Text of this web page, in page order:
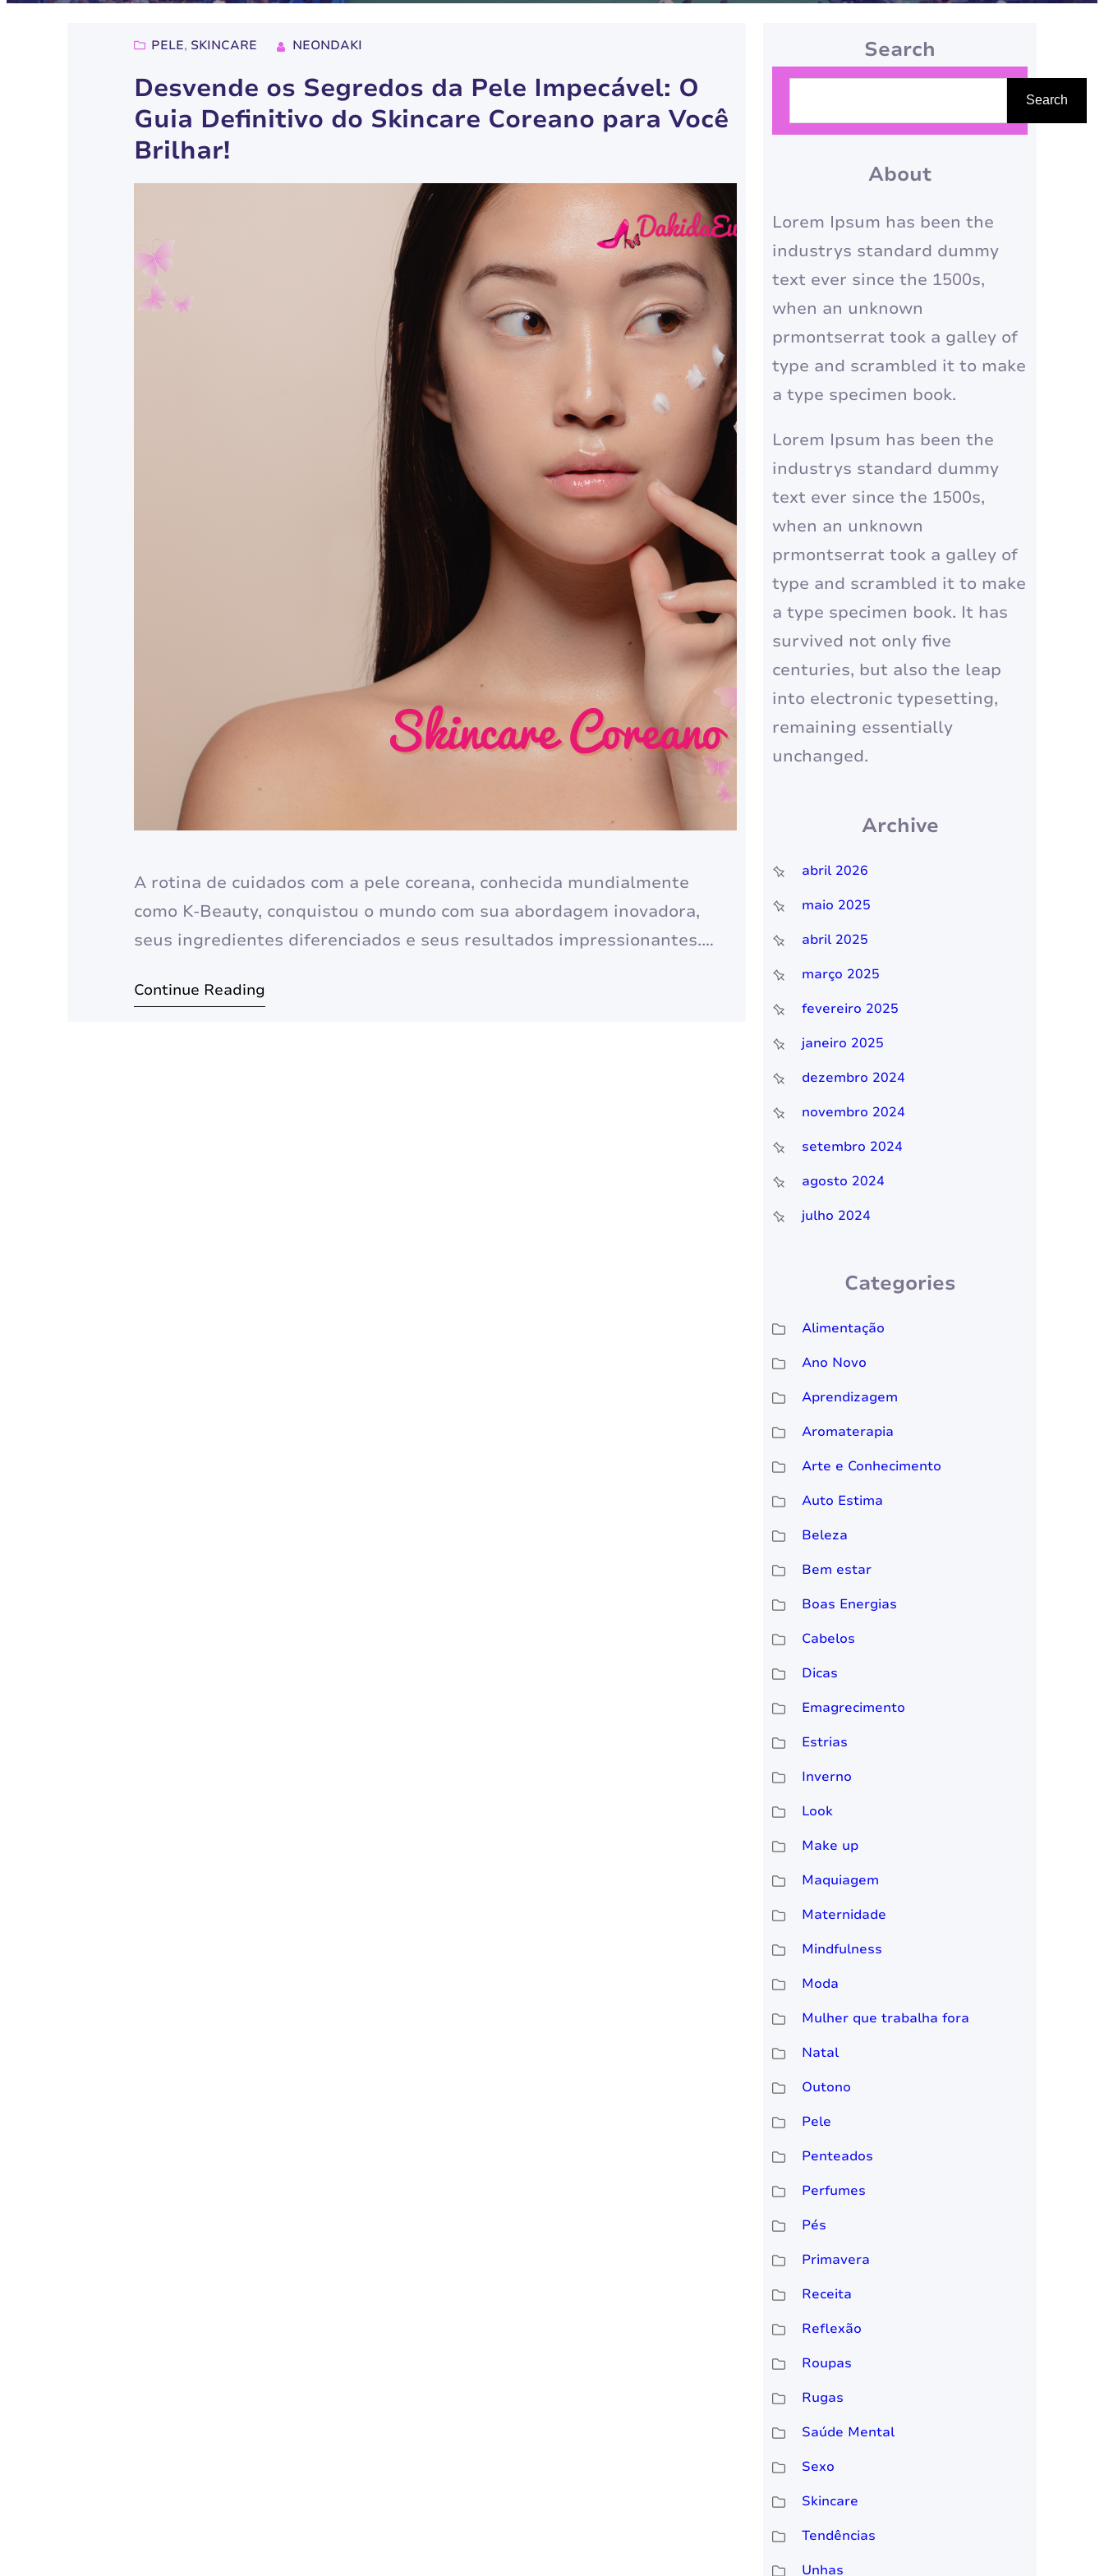
PELE, SKINCARE NEONDAKI
Desvende os Segredos da Pele Impecável: O
Guia Definitivo do Skincare Coreano para Você
Brilhar!
A rotina de cuidados com a pele coreana, conhecida mundialmente
como K-Beauty, conquistou o mundo com sua abordagem inovadora,
seus ingredientes diferenciados e seus resultados impressionantes.
filosofia de autocuidado que prioriza a saúde e a vitalidade da pele,
Continue Reading
Search
s
i
s
a
r
Search
About
Lorem Ipsum has been the
industrys standard dummy
text ever since the 1500s,
when an unknown
prmontserrat took a galley of
type and scrambled it to make
a type specimen book.
Lorem Ipsum has been the
industrys standard dummy
text ever since the 1500s,
when an unknown
prmontserrat took a galley of
type and scrambled it to make
a type specimen book. It has
survived not only five
centuries, but also the leap
into electronic typesetting,
remaining essentially
unchanged.
Archive
abril 2026
maio 2025
abril 2025
março 2025
fevereiro 2025
janeiro 2025
dezembro 2024
novembro 2024
setembro 2024
agosto 2024
julho 2024
Categories
Alimentação
Ano Novo
Aprendizagem
Aromaterapia
Arte e Conhecimento
Auto Estima
Beleza
Bem estar
Boas Energias
Cabelos
Dicas
Emagrecimento
Estrias
Inverno
Look
Make up
Maquiagem
Maternidade
Mindfulness
Moda
Mulher que trabalha fora
Natal
Outono
Pele
Penteados
Perfumes
Pés
Primavera
Receita
Reflexão
Roupas
Rugas
Saúde Mental
Sexo
Skincare
Tendências
Unhas